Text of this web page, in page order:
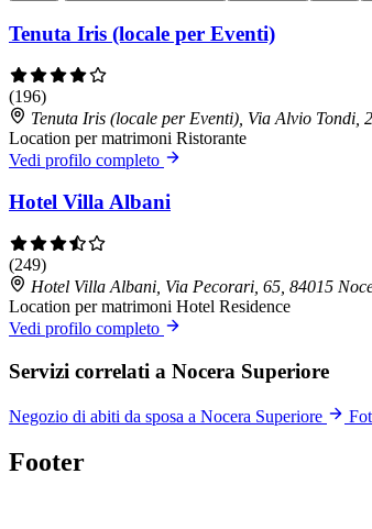
Tenuta Iris (locale per Eventi)
(196)
Tenuta Iris (locale per Eventi), Via Alvio Tondi,
Location per matrimoni Ristorante
Vedi profilo completo
Hotel Villa Albani
(249)
Hotel Villa Albani, Via Pecorari, 65, 84015
Location per matrimoni Hotel Residence
Vedi profilo completo
Servizi correlati a Nocera Superiore
Negozio di abiti da sposa a Nocera Superiore
Footer